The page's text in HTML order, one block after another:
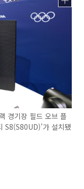
경기장 필드 오브 플
S8(S80UD)'가 설치됐